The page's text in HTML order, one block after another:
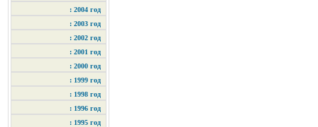
: 2004 год
: 2003 год
: 2002 год
: 2001 год
: 2000 год
: 1999 год
: 1998 год
: 1996 год
: 1995 год